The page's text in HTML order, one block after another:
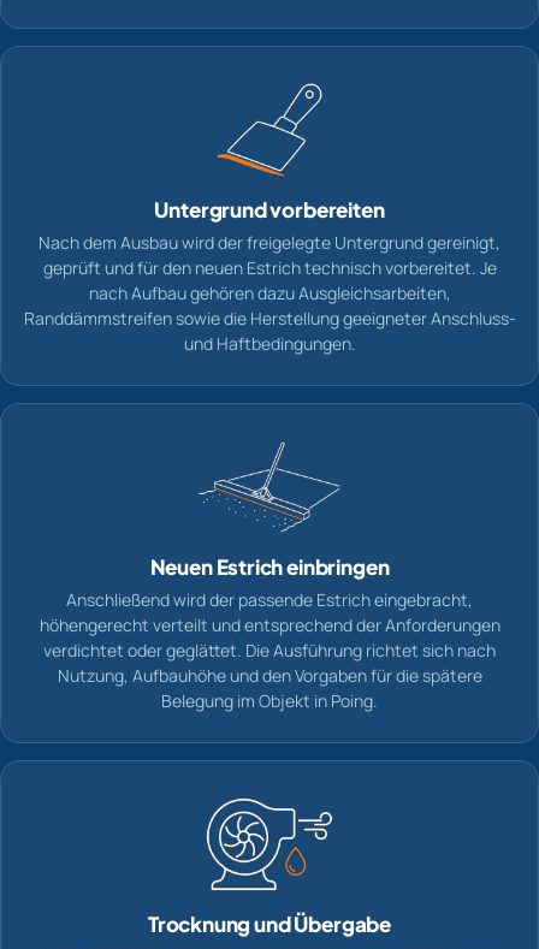
Untergrund vorbereiten
Nach dem Ausbau wird der freigelegte Untergrund gereinigt,
geprüft und für den neuen Estrich technisch vorbereitet. Je
nach Aufbau gehören dazu Ausgleichsarbeiten,
Randdämmstreifen sowie die Herstellung geeigneter Anschluss-
und Haftbedingungen.
Neuen Estrich einbringen
Anschließend wird der passende Estrich eingebracht,
höhengerecht verteilt und entsprechend der Anforderungen
verdichtet oder geglättet. Die Ausführung richtet sich nach
Nutzung, Aufbauhöhe und den Vorgaben für die spätere
Belegung im Objekt in Poing.
Trocknung und Übergabe